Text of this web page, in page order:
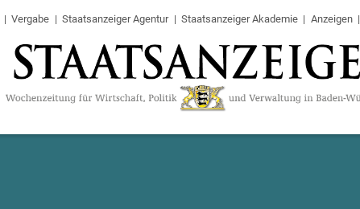
Vergabe Staatsanzeiger Agentur Staatsanzeiger Akademie Anzeigen